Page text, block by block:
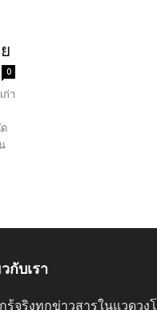
0
ก่า
กับเรา
รู้จริงทุกข่าวสารในแวดวง